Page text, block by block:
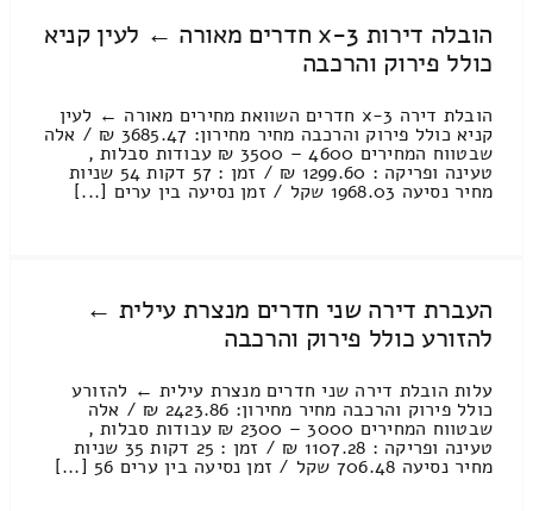
הובלה דירות 3-x חדרים מאורה ← לעין קניא
כולל פירוק והרכבה
הובלת דירה 3-x חדרים השוואת מחירים מאורה ← לעין
קניא כולל פירוק והרכבה מחיר מחירון: 3685.47 ₪ / אלה
שבטווח המחירים 4600 – 3500 ₪ עבודות סבלות ,
טעינה ופריקה : 1299.60 ₪ / זמן : 57 דקות 54 שניות
מחיר נסיעה 1968.03 שקל / זמן נסיעה בין ערים [...]
העברת דירה שני חדרים מנצרת עילית ←
להזורע כולל פירוק והרכבה
עלות הובלת דירה שני חדרים מנצרת עילית ← להזורע
כולל פירוק והרכבה מחיר מחירון: 2423.86 ₪ / אלה
שבטווח המחירים 3000 – 2300 ₪ עבודות סבלות ,
טעינה ופריקה : 1107.28 ₪ / זמן : 25 דקות 35 שניות
מחיר נסיעה 706.48 שקל / זמן נסיעה בין ערים 56 [...]